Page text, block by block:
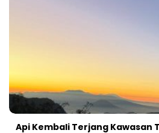
Api Kembali Terjang Kawasan